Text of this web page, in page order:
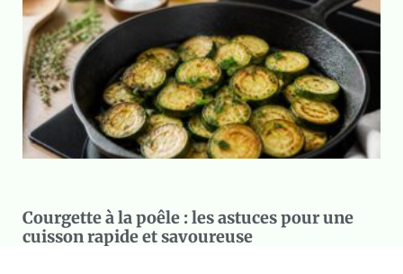
Courgette à la poêle : les astuces pour une
cuisson rapide et savoureuse